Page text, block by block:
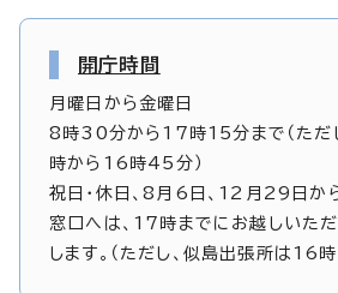
開庁時間
月曜日から金曜日
8時30分から17時15分まで（ただ
時から16時45分）
祝日・休日、8月6日、12月29日か
窓口へは、17時までにお越しいた
します。（ただし、似島出張所は16